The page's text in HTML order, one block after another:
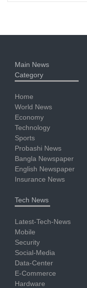
Main News
Category
Home
World News
Economy
Technology
Sports
Probashi News
Bangla Newspaper
English Newspaper
Insurance News
Tech News
Latest-Tech-News
Mobile
Security
Social-Media
Data-Center
E-Commerce
Hardware